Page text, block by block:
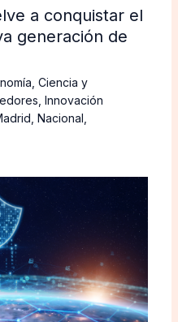
a conquistar el
generación de
Ciencia y
Innovación
Nacional